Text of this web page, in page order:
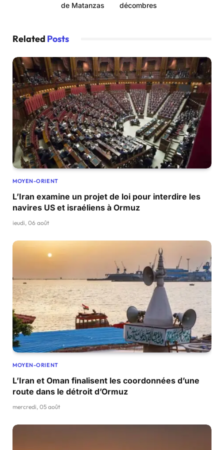
de Matanzas
décombres
Related Posts
MOYEN-ORIENT
L’Iran examine un projet de loi pour interdire les
navires US et israéliens à Ormuz
jeudi, 06 août
MOYEN-ORIENT
L’Iran et Oman finalisent les coordonnées d’une
route dans le détroit d’Ormuz
mercredi, 05 août